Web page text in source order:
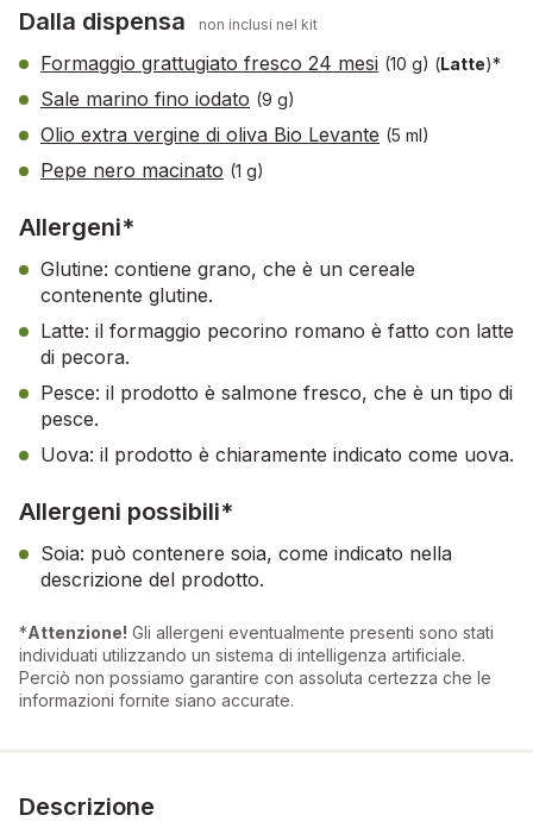
Dalla dispensa non inclusi nel kit
Formaggio grattugiato fresco 24 mesi (10 g) (Latte)*
Sale marino fino iodato (9 g)
Olio extra vergine di oliva Bio Levante (5 ml)
Pepe nero macinato (1 g)
Allergeni*
Glutine: contiene grano, che è un cereale
contenente glutine.
Latte: il formaggio pecorino romano è fatto con latte
di pecora.
Pesce: il prodotto è salmone fresco, che è un tipo di
pesce.
Uova: il prodotto è chiaramente indicato come uova.
Allergeni possibili*
Soia: può contenere soia, come indicato nella
descrizione del prodotto.
*Attenzione! Gli allergeni eventualmente presenti sono stati
individuati utilizzando un sistema di intelligenza artificiale.
Perciò non possiamo garantire con assoluta certezza che le
informazioni fornite siano accurate.
Descrizione